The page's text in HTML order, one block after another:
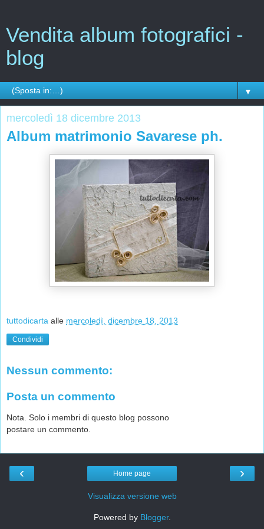
Vendita album fotografici -
blog
▼
mercoledì 18 dicembre 2013
Album matrimonio Savarese ph.
tuttodicarta alle mercoledì, dicembre 18, 2013
Condividi
Nessun commento:
Posta un commento
Nota. Solo i membri di questo blog possono
postare un commento.
‹ ›
Home page
Visualizza versione web
Powered by Blogger.